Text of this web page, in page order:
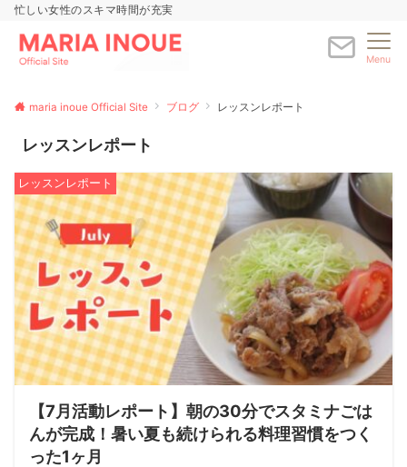
忙しい女性のスキマ時間が充実
Menu
maria inoue Official Site ブログ レッスンレポート
レッスンレポート
レッスンレポート
【7月活動レポート】朝の30分でスタミナごは
んが完成！暑い夏も続けられる料理習慣をつく
った1ヶ月